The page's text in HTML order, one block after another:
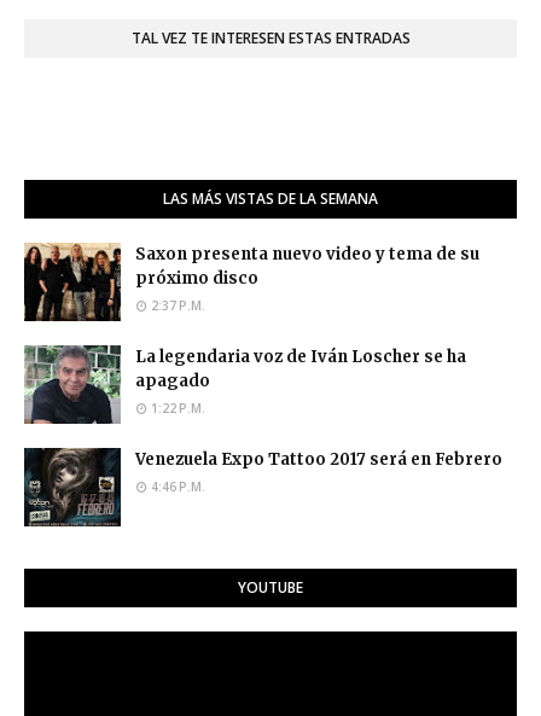
TAL VEZ TE INTERESEN ESTAS ENTRADAS
LAS MÁS VISTAS DE LA SEMANA
Saxon presenta nuevo video y tema de su
próximo disco
2:37 P.M.
La legendaria voz de Iván Loscher se ha
apagado
1:22 P.M.
Venezuela Expo Tattoo 2017 será en Febrero
4:46 P.M.
YOUTUBE